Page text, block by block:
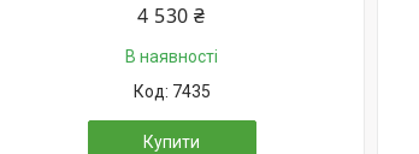
4 530 ₴
В наявності
7435
Купити